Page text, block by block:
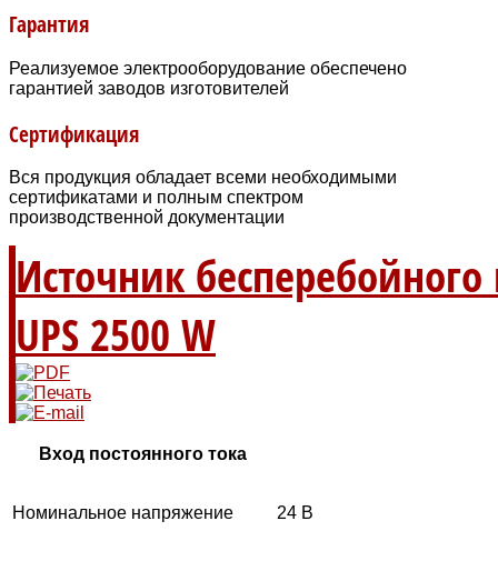
Гарантия
Реализуемое электрооборудование обеспечено
гарантией заводов изготовителей
Сертификация
Вся продукция обладает всеми необходимыми
сертификатами и полным спектром
производственной документации
Источник
UPS 2500 W
Вход постоянного тока
Номинальное напряжение 24 В